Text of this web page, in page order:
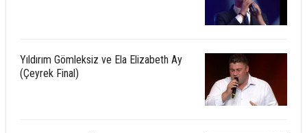
Yıldırım Gömleksiz ve Ela Elizabeth Ay
(Çeyrek Final)